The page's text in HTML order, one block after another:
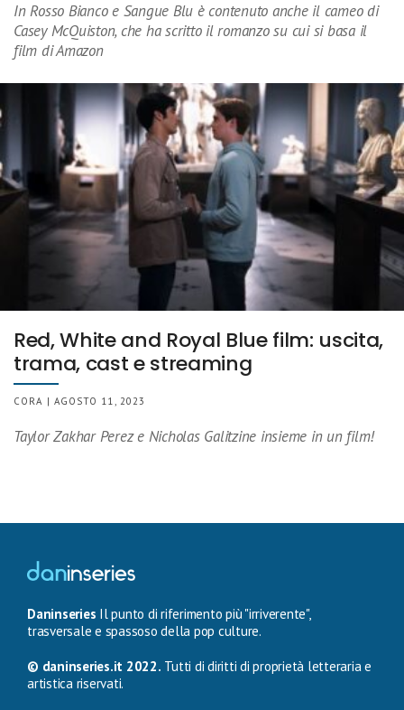
In Rosso Bianco e Sangue Blu è contenuto anche il cameo di
Casey McQuiston, che ha scritto il romanzo su cui si basa il
film di Amazon
Red, White and Royal Blue film: uscita,
trama, cast e streaming
CORA | AGOSTO 11, 2023
Taylor Zakhar Perez e Nicholas Galitzine insieme in un film!
Daninseries Il punto di riferimento più "irriverente",
trasversale e spassoso della pop culture.
© daninseries.it 2022. Tutti di diritti di proprietà letteraria e
artistica riservati.